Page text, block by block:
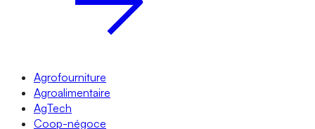
Agrofourniture
Agroalimentaire
AgTech
Coop-négoce